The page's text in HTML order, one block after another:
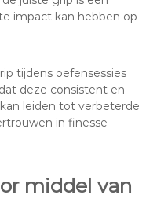
impact kan hebben op
tijdens oefensessies
deze consistent en
leiden tot verbeterde
in finesse
middel van